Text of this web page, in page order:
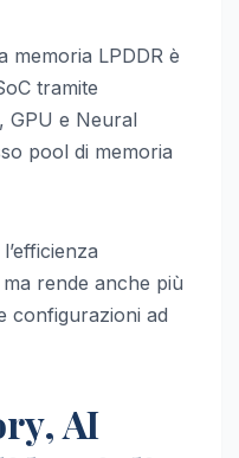
memoria LPDDR è
tramite
GPU e Neural
pool di memoria
rende anche più
configurazioni ad
AI